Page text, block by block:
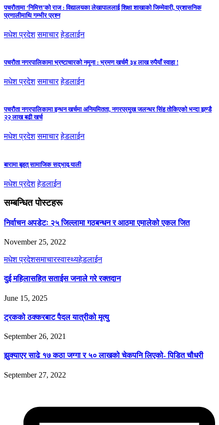
पचरौतामा ‘निमित्त’को राज : विद्यालयका लेखापाललाई शिक्षा शाखाको जिम्मेवारी, प्रशासनिक
प्रणालीमाथि गम्भीर प्रश्न
मधेश प्रदेश समाचार हेडलाईन
पचरौता नगरपालिकामा भ्रष्टाचारको नमूना : भ्रमण खर्चमै ३४ लाख रुपैयाँ स्वाहा !
मधेश प्रदेश समाचार हेडलाईन
पचरौता नगरपालिकामा इन्धन खर्चमा अनियमितता, नगरप्रमुख जलन्धर सिंह तोकिएको भन्दा झण्डै
२२ लाख बढी खर्च
मधेश प्रदेश समाचार हेडलाईन
बारामा बृहत् सामाजिक सद्‌भाव र्‍याली
मधेश प्रदेश हेडलाईन
सम्बन्धित पोस्टहरू
निर्वाचन अपडेटः २५ जिल्लामा गठबन्धन र आठमा एमालेको एकल जित
November 25, 2022
मधेश प्रदेशसमाचारस्वास्थ्यहेडलाईन
दुई महिलासहित सताईस जनाले गरे रक्तदान
June 15, 2025
ट्रकको ठक्करबाट पैदल यात्रीको मृत्यु
September 26, 2021
झुक्याएर साढे १७ कठा जग्गा र ५० लाखको चेकपनि लिएको- पिडित चौधरी
September 27, 2022